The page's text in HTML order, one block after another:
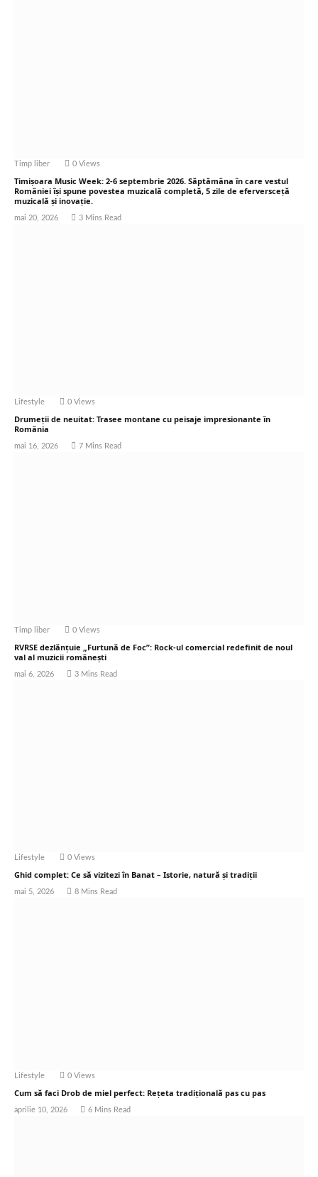
Timp liber 0 Views
Timișoara Music Week: 2-6 septembrie 2026. Săptămâna în care vestul
României își spune povestea muzicală completă, 5 zile de eferversceță
muzicală și inovație.
mai 20, 2026 3 Mins Read
Lifestyle 0 Views
Drumeții de neuitat: Trasee montane cu peisaje impresionante în
România
mai 16, 2026 7 Mins Read
Timp liber 0 Views
RVRSE dezlănțuie „Furtună de Foc”: Rock-ul comercial redefinit de noul
val al muzicii românești
mai 6, 2026 3 Mins Read
Lifestyle 0 Views
Ghid complet: Ce să vizitezi în Banat – Istorie, natură și tradiții
mai 5, 2026 8 Mins Read
Lifestyle 0 Views
Cum să faci Drob de miel perfect: Rețeta tradițională pas cu pas
aprilie 10, 2026 6 Mins Read